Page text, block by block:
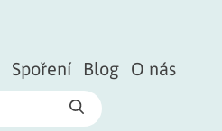
Spoření Blog O nás